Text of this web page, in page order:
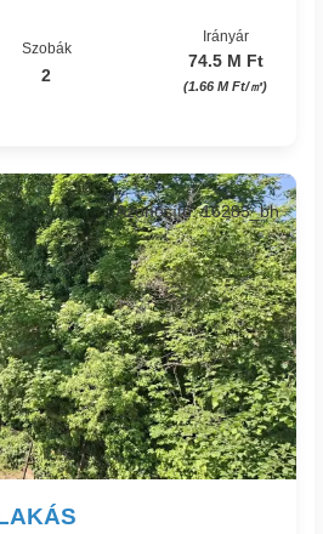
Szobák
2
Irányár
74.5 M Ft
(1.66 M Ft/㎡)
Azonosító: 16283_bh